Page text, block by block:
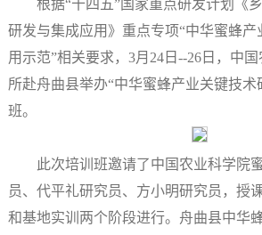
根据“十四五”国家重点研发计划《
研发与集成应用》重点专项“中华蜜蜂产
用示范”相关要求，3月24日--26日，中
所赴舟曲县举办“中华蜜蜂产业关键技术
班。
此次培训班邀请了中国农业科学院
员、代平礼研究员、方小明研究员，授
和基地实训两个阶段进行。舟曲县中华